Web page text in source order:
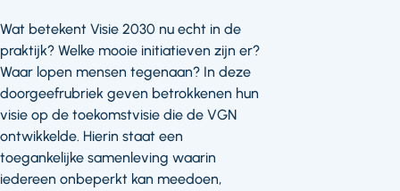
Wat betekent Visie 2030 nu echt in de
praktijk? Welke mooie initiatieven zijn er?
Waar lopen mensen tegenaan? In deze
doorgeefrubriek geven betrokkenen hun
visie op de toekomstvisie die de VGN
ontwikkelde. Hierin staat een
toegankelijke samenleving waarin
iedereen onbeperkt kan meedoen,